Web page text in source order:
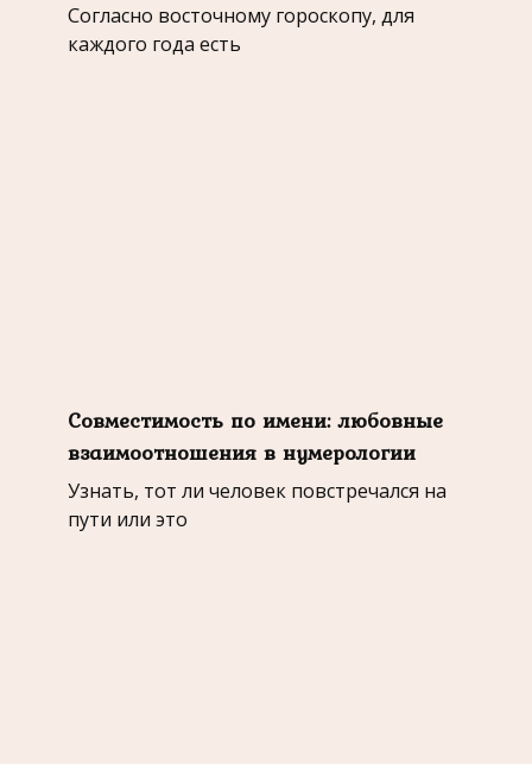
Согласно восточному гороскопу, для
каждого года есть
Совместимость по имени: любовные
взаимоотношения в нумерологии
Узнать, тот ли человек повстречался на
пути или это